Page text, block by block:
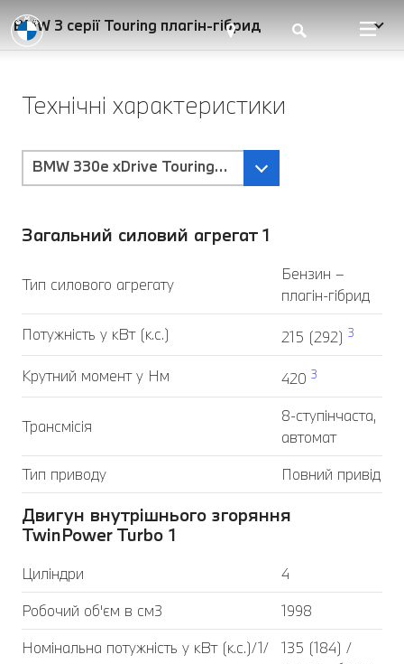
BMW 3 серії Touring плагін-гібрид
Технічні характеристики
BMW 330e xDrive Touring-Трансмісія Steptronic
Загальний силовий агрегат 1
Тип силового агрегату
Бензин –
плагін-гібрид
Потужність у кВт (к.с.) 215 (292) 3
Крутний момент у Нм 420 3
Трансмісія
8-ступінчаста,
автомат
Тип приводу
Повний привід
Двигун внутрішнього згоряння
TwinPower Turbo 1
Циліндри
4
Робочий об'єм в см3
1998
Номінальна потужність у кВт (к.с.)/1/
135 (184) /